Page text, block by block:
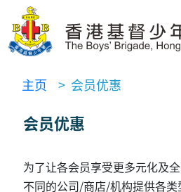
主页 > 会员优惠
会员优惠
为了让各会员享受更多元化及
不同的公司/商店/机构提供各